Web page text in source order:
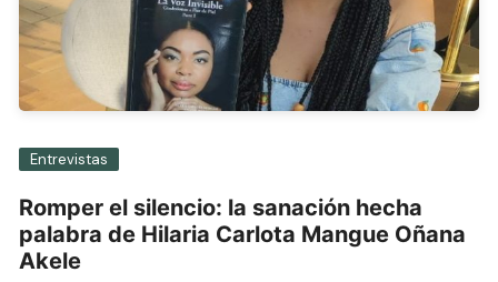
Entrevistas
Romper el silencio: la sanación hecha
palabra de Hilaria Carlota Mangue Oñana
Akele